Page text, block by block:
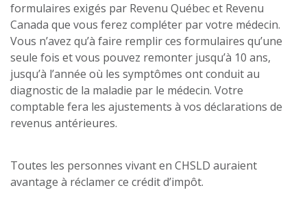
formulaires exigés par Revenu Québec et Revenu
Canada que vous ferez compléter par votre médecin.
Vous n’avez qu’à faire remplir ces formulaires qu’une
seule fois et vous pouvez remonter jusqu’à 10 ans,
jusqu’à l’année où les symptômes ont conduit au
diagnostic de la maladie par le médecin. Votre
comptable fera les ajustements à vos déclarations de
revenus antérieures.
Toutes les personnes vivant en CHSLD auraient
avantage à réclamer ce crédit d’impôt.